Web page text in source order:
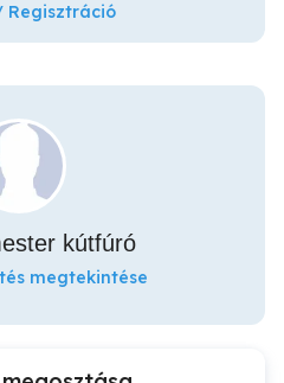
Regisztráció
kútfúró
megtekintése